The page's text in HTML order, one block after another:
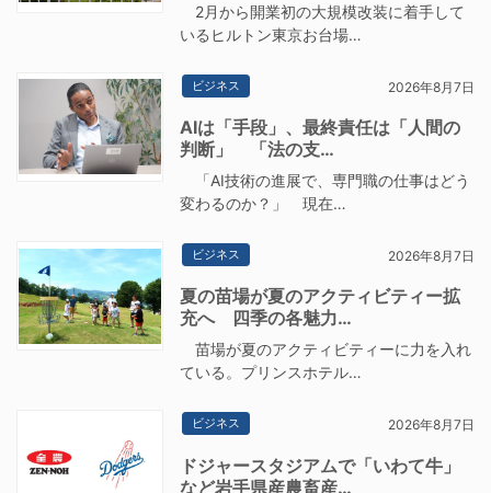
2月から開業初の大規模改装に着手して
いるヒルトン東京お台場…
ビジネス 2026年8月7日
AIは「手段」、最終責任は「人間の
判断」 「法の支…
「AI技術の進展で、専門職の仕事はどう
変わるのか？」 現在…
ビジネス 2026年8月7日
夏の苗場が夏のアクティビティー拡
充へ 四季の各魅力…
苗場が夏のアクティビティーに力を入れ
ている。プリンスホテル…
ビジネス 2026年8月7日
ドジャースタジアムで「いわて牛」
など岩手県産農畜産…